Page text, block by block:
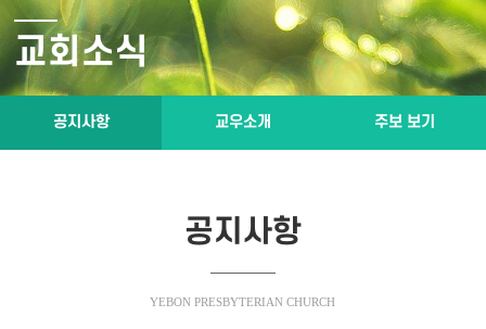
원로목사인사
위임목사소개
교회연혁
제직구성
공지사항
교우소식
행사앨범
교회소식
공지사항 교우소개 주보 보기
공지사항
YEBON PRESBYTERIAN CHURCH